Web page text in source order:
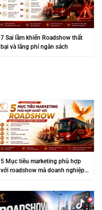
7 Sai lầm khiến Roadshow thất
bại và lãng phí ngân sách
5 Mục tiêu marketing phù hợp
với roadshow mà doanh nghiệp